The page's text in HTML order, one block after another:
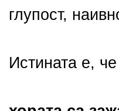
глупост,
Истината е, че